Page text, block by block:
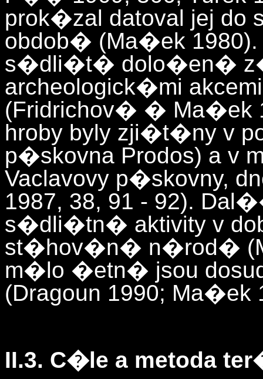
prok�zal datoval jej do
obdob� (Ma�ek
s�dli�t� dolo�en�
archeologick�mi
(Fridrichov� � Ma�ek
hroby byly zji�t�ny v
p�skovna Prodos) a
Vaclavovy p�skovny,
1987, 38, 91 - 92).
s�dli�tn� aktivity v
st�hov�n� n�rod�
m�lo �etn� jsou
(Dragoun 1990; Ma�ek
II.3. C�le a metoda